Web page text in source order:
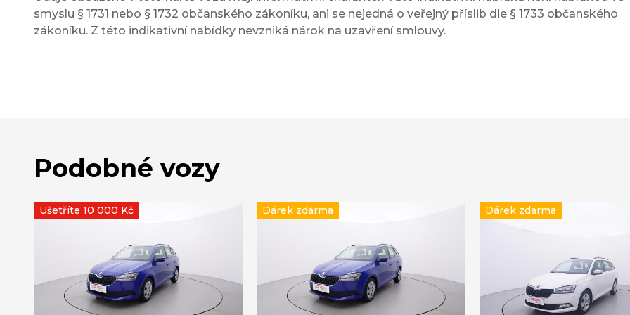
smyslu § 1731 nebo § 1732 občanského zákoníku, ani se nejedná o veřejný příslib dle § 1733 občanského
zákoníku. Z této indikativní nabídky nevzniká nárok na uzavření smlouvy.
Podobné vozy
Ušetříte 10 000 Kč Dárek zdarma Dárek zdarma